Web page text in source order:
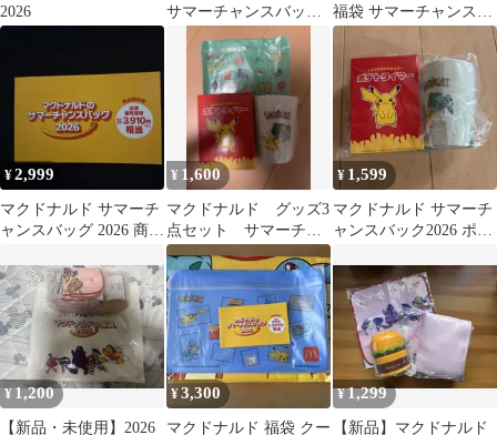
2026
サマーチャンスバッグ
福袋 サマーチャンスバ
ッグ
¥2,999
マクドナルド サマーチ
ャンスバッグ 2026 商品
¥ 1,600
マクドナルド グッズ3
点セット サマーチャ
ンスバッグ 2026ポケモ
ン福袋
¥ 1,599
マクドナルド サマーチ
ャンスバック2026 ポケ
¥1,200
【新品・未使用】2026
¥3,300
マクドナルド 福袋 クー
¥1,299
【新品】マクドナルド